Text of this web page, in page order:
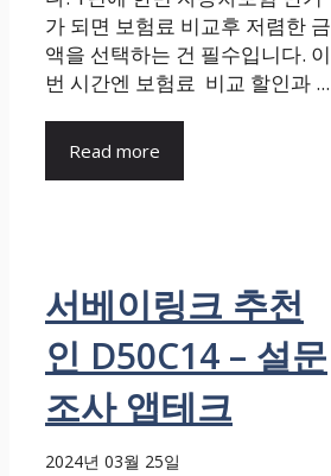
가 되면 보험료 비교후 저렴한 금
액을 선택하는 건 필수입니다. 이
번 시간엔 보험료 비교 할인과 ...
Read more
서베이링크 추천
인 D50C14 – 설문
조사 앱테크
2024년 03월 25일